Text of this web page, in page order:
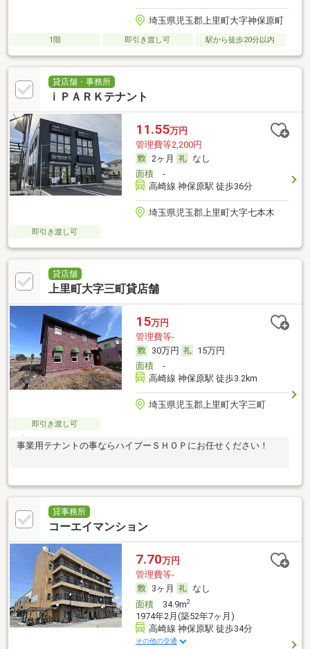
埼玉県児玉郡上里町大字神保原町
1階 即引き渡し可 駅から徒歩20分以内
貸店舗・事務所
ｉＰＡＲＫテナント
11.55万円
管理費等2,200円
2ヶ月
なし
面積-
高崎線 神保原駅 徒歩36分
埼玉県児玉郡上里町大字七本木
即引き渡し可
貸店舗
上里町大字三町貸店舗
15万円
管理費等-
30万円
15万円
面積-
高崎線 神保原駅 徒歩3.2km
埼玉県児玉郡上里町大字三町
即引き渡し可
事業用テナントの事ならハイブーＳＨＯＰにお任せください！
貸事務所
コーエイマンション
7.70万円
管理費等-
3ヶ月
なし
面積34.9m2
1974年2月(築52年7ヶ月)
高崎線 神保原駅 徒歩34分
その他の交通